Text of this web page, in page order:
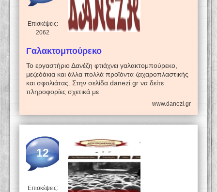
Επισκέψεις:
2062
Γαλακτομπούρεκο
Το εργαστήριο Δανέζη φτιάχνει γαλακτομπούρεκο,
μεζεδάκια και άλλα πολλά προϊόντα ζαχαροπλαστικής
και σφολιάτας. Στην σελίδα danezi.gr να δείτε
πληροφορίες σχετικά με
www.danezi.gr
12
Επισκέψεις: